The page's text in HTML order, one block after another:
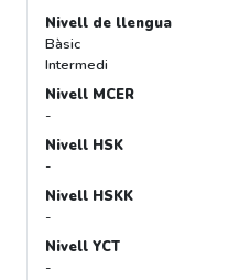
Nivell de llengua
Bàsic
Intermedi
Nivell MCER
-
Nivell HSK
-
Nivell HSKK
-
Nivell YCT
-